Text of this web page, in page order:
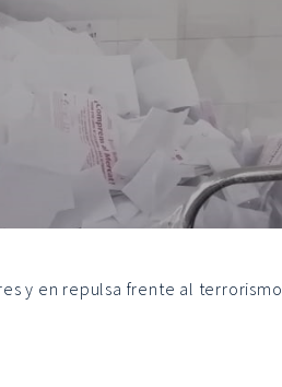
y en repulsa frente al terrorismo